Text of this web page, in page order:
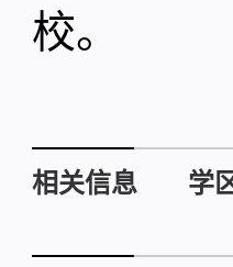
校。
相关信息 学